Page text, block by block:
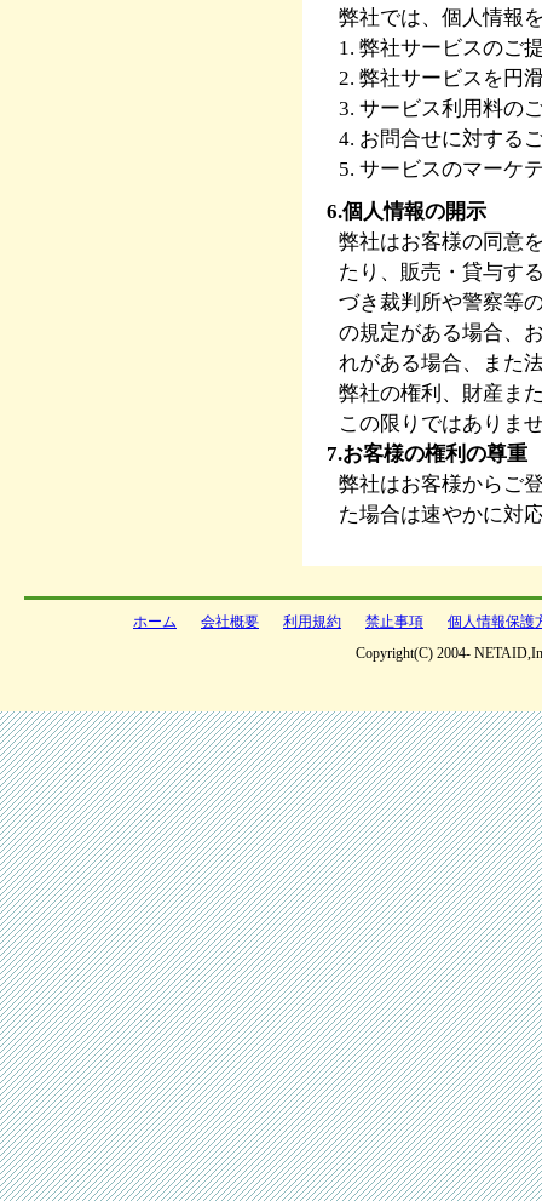
弊社では、個人情報
1. 弊社サービスのご
2. 弊社サービスを円
3. サービス利用料の
4. お問合せに対する
5. サービスのマーケ
6.個人情報の開示
弊社はお客様の同意
たり、販売・貸与す
づき裁判所や警察等
の規定がある場合、
れがある場合、また
弊社の権利、財産ま
この限りではありま
7.お客様の権利の尊重
弊社はお客様からご
た場合は速やかに対
ホーム 会社概要 利用規約 禁止事項
個人情報保護
Copyright(C) 2004-